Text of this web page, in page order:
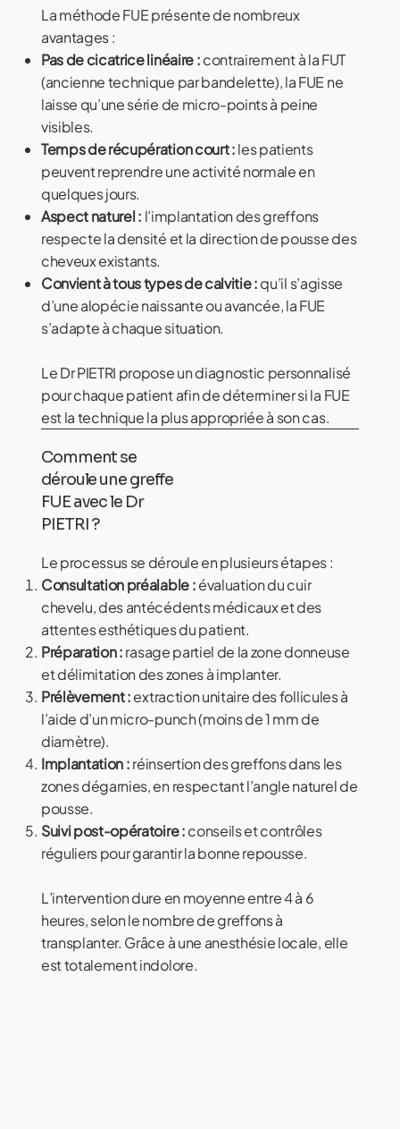
La méthode FUE présente de nombreux
avantages :
Pas de cicatrice linéaire :contrairement à la FUT
(ancienne technique par bandelette), la FUE ne
laisse qu’une série de micro-points à peine
visibles.
Temps de récupération court :les patients
peuvent reprendre une activité normale en
quelques jours.
Aspect naturel : l’implantation des greffons
respecte la densité et la direction de pousse des
cheveux existants.
Convient à tous types de calvitie :qu’il s’agisse
d’une alopécie naissante ou avancée, la FUE
s’adapte à chaque situation.
Le Dr PIETRI propose un diagnostic personnalisé
pour chaque patient afin de déterminer si la FUE
est la technique la plus appropriée à son cas.
Comment se
déroule une greffe
FUE avec le Dr
PIETRI ?
Le processus se déroule en plusieurs étapes :
Consultation préalable :évaluation du cuir
chevelu, des antécédents médicaux et des
attentes esthétiques du patient.
Préparation :rasage partiel de la zone donneuse
et délimitation des zones à implanter.
Prélèvement :extraction unitaire des follicules à
l’aide d’un micro-punch (moins de 1 mm de
diamètre).
Implantation :réinsertion des greffons dans les
zones dégarnies, en respectant l’angle naturel de
pousse.
Suivi post-opératoire :conseils et contrôles
réguliers pour garantir la bonne repousse.
L’intervention dure en moyenne entre 4 à 6
heures, selon le nombre de greffons à
transplanter. Grâce à une anesthésie locale, elle
est totalement indolore.